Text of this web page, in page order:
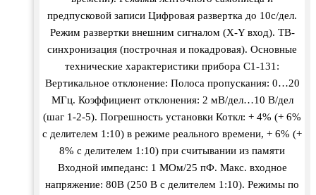
предпусковой записи Цифровая развертка до 10с/дел.
Режим развертки внешним сигналом (X-Y вход). ТВ-
синхронизация (построчная и покадровая). Основные
технические характеристики прибора С1-131:
Вертикальное отклонение: Полоса пропускания: 0…20
МГц. Коэффициент отклонения: 2 мВ/дел…10 В/дел
(шаг 1-2-5). Погрешность установки Коткл: + 4% (+ 6%
с делителем 1:10) в режиме реального времени, + 6% (+
8% с делителем 1:10) при считывании из памяти
Входной импеданс: 1 МОм/25 пФ. Макс. входное
напряжение: 80В (250 В с делителем 1:10). Режимы по